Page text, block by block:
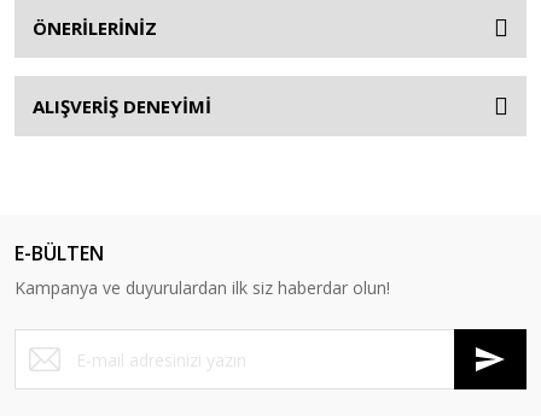
ÖNERİLERİNİZ
ALIŞVERİŞ DENEYİMİ
E-BÜLTEN
Kampanya ve duyurulardan ilk siz haberdar olun!